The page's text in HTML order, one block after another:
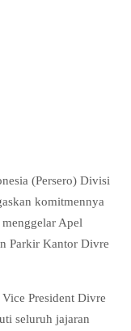
(Persero) Divisi
komitmennya
Apel
Parkir Kantor Divre
President Divre
seluruh jajaran